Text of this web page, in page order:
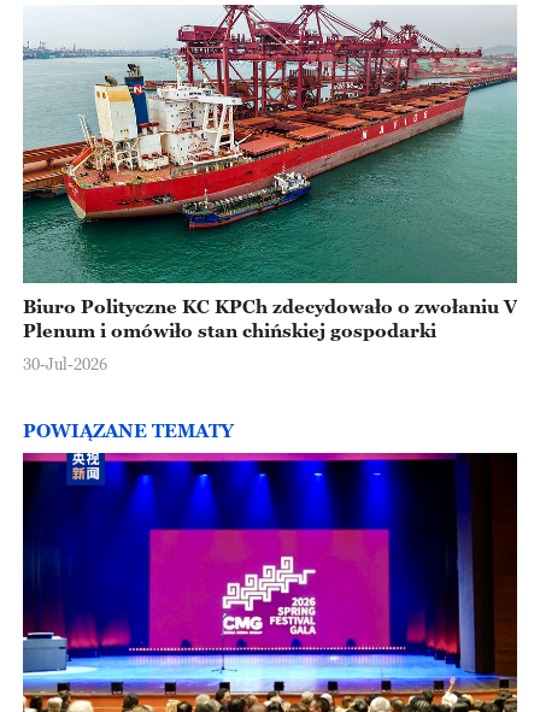
Biuro Polityczne KC KPCh zdecydowało o zwołaniu V
Plenum i omówiło stan chińskiej gospodarki
30-Jul-2026
POWIĄZANE TEMATY